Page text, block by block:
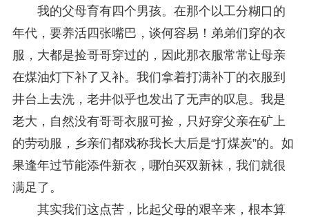
我的父母育有四个男孩。在那个以工分糊口的
年代，要养活四张嘴巴，谈何容易！弟弟们穿的衣
服，大都是捡哥哥穿过的，因此那衣服常常让母亲
在煤油灯下补了又补。我们拿着打满补丁的衣服到
井台上去洗，老井似乎也发出了无声的叹息。我是
老大，自然没有哥哥衣服可捡，只好穿父亲在矿上
的劳动服，乡亲们都戏称我长大后是“打煤炭”的。如
果逢年过节能添件新衣，哪怕买双新袜，我们就很
满足了。
其实我们这点苦，比起父母的艰辛来，根本算